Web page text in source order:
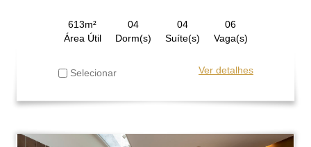
613m²
Área Útil
04
Dorm(s)
04
Suíte(s)
06
Vaga(s)
Selecionar Ver detalhes